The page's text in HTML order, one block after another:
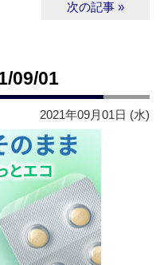
次の記事 »
09/01
2021年09月01日 (水)